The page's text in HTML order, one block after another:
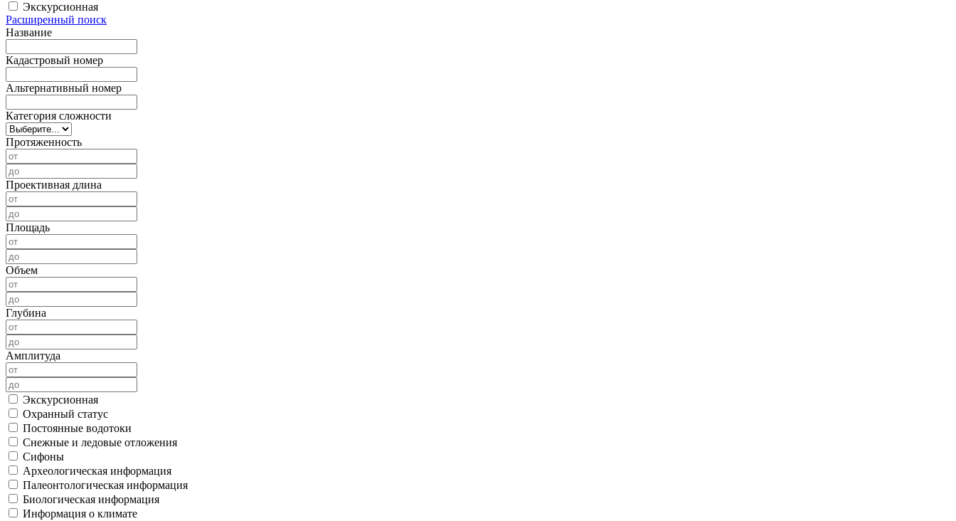
Экскурсионная
Расширенный поиск
Название
Кадастровый номер
Альтернативный номер
Категория сложности
Протяженность
Проективная длина
Площадь
Объем
Глубина
Амплитуда
Экскурсионная
Охранный статус
Постоянные водотоки
Снежные и ледовые отложения
Сифоны
Археологическая информация
Палеонтологическая информация
Биологическая информация
Информация о климате